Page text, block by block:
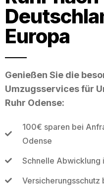
Europa
Genießen Sie die
Umzugsservices für
Ruhr Odense:
100€ sparen bei
Odense
Schnelle Abwicklung
Versicherungsschutz